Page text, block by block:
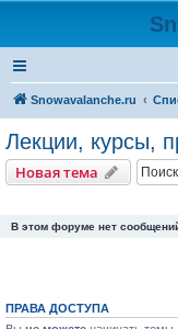
Snowavalanche.ru
Лекции, курсы,
Новая тема
В этом форуме нет
ПРАВА ДОСТУПА